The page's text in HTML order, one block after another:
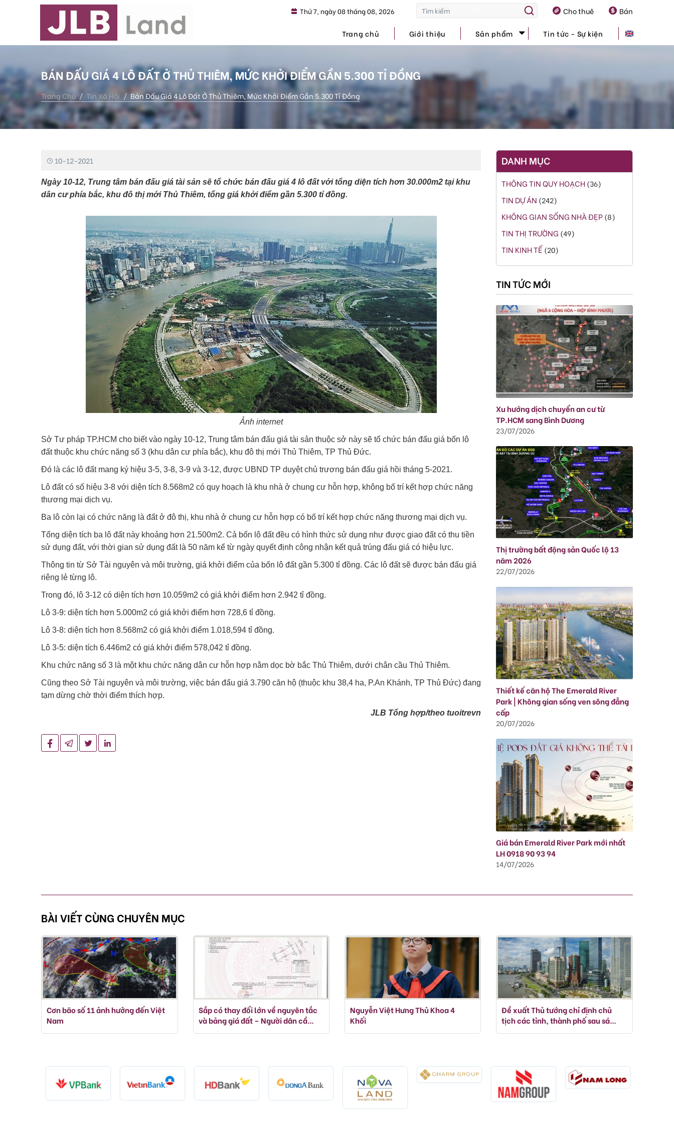
Thứ 7, ngày 08 tháng 08, 2026 Cho thuê Bán
Trang chủ Giới thiệu Sản phẩm Tin tức - Sự kiện
BÁN ĐẤU GIÁ 4 LÔ ĐẤT Ở THỦ THIÊM, MỨC KHỞI ĐIỂM GẦN 5.300 TỈ ĐỒNG
Trang Chủ Tin Xã Hội Bán Đấu Giá 4 Lô Đất Ở Thủ Thiêm, Mức Khởi Điểm Gần 5.300 Tỉ Đồng
10-12-2021
Ngày 10-12, Trung tâm bán đấu giá tài sản sẽ tổ chức bán đấu giá 4 lô đất với tổng diện tích hơn 30.000m2 tại khu
dân cư phía bắc, khu đô thị mới Thủ Thiêm, tổng giá khởi điểm gần 5.300 tỉ đồng.
Ảnh internet
Sở Tư pháp TP.HCM cho biết vào ngày 10-12, Trung tâm bán đấu giá tài sản thuộc sở này sẽ tổ chức bán đấu giá bốn lô
đất thuộc khu chức năng số 3 (khu dân cư phía bắc), khu đô thị mới Thủ Thiêm, TP Thủ Đức.
Đó là các lô đất mang ký hiệu 3-5, 3-8, 3-9 và 3-12, được UBND TP duyệt chủ trương bán đấu giá hồi tháng 5-2021.
Lô đất có số hiệu 3-8 với diện tích 8.568m2 có quy hoạch là khu nhà ở chung cư hỗn hợp, không bố trí kết hợp chức năng
thương mại dịch vụ.
Ba lô còn lại có chức năng là đất ở đô thị, khu nhà ở chung cư hỗn hợp có bố trí kết hợp chức năng thương mại dịch vụ.
Tổng diện tích ba lô đất này khoảng hơn 21.500m2. Cả bốn lô đất đều có hình thức sử dụng như được giao đất có thu tiền
sử dụng đất, với thời gian sử dụng đất là 50 năm kể từ ngày quyết định công nhận kết quả trúng đấu giá có hiệu lực.
Thông tin từ Sở Tài nguyên và môi trường, giá khởi điểm của bốn lô đất gần 5.300 tỉ đồng. Các lô đất sẽ được bán đấu giá
riêng lẻ từng lô.
Trong đó, lô 3-12 có diện tích hơn 10.059m2 có giá khởi điểm hơn 2.942 tỉ đồng.
Lô 3-9: diện tích hơn 5.000m2 có giá khởi điểm hơn 728,6 tỉ đồng.
Lô 3-8: diện tích hơn 8.568m2 có giá khởi điểm 1.018,594 tỉ đồng.
Lô 3-5: diện tích 6.446m2 có giá khởi điểm 578,042 tỉ đồng.
Khu chức năng số 3 là một khu chức năng dân cư hỗn hợp nằm dọc bờ bắc Thủ Thiêm, dưới chân cầu Thủ Thiêm.
Cũng theo Sở Tài nguyên và môi trường, việc bán đấu giá 3.790 căn hộ (thuộc khu 38,4 ha, P.An Khánh, TP Thủ Đức) đang
tạm dừng chờ thời điểm thích hợp.
JLB Tổng hợp/theo tuoitrevn
DANH MỤC
THÔNG TIN QUY HOẠCH (36)
TIN DỰ ÁN (242)
KHÔNG GIAN SỐNG NHÀ ĐẸP(8)
TIN THỊ TRƯỜNG (49)
TIN KINH TẾ (20)
TIN TỨC MỚI
Xu hướng dịch chuyển an cư từ
TP.HCM sang Bình Dương
23/07/2026
Thị trường bất động sản Quốc lộ 13
năm 2026
22/07/2026
Thiết kế căn hộ The Emerald River
Park | Không gian sống ven sông đẳng
cấp
20/07/2026
Giá bán Emerald River Park mới nhất
LH 0918 90 93 94
14/07/2026
BÀI VIẾT CÙNG CHUYÊN MỤC
Cơn bão số 11 ảnh hưởng đến Việt
Nam
Sắp có thay đổi lớn về nguyên tắc
và bảng giá đất – Người dân cần
lưu ý
Nguyễn Việt Hưng Thủ Khoa 4
Khối
Đề xuất Thủ tướng chỉ định chủ
tịch các tỉnh, thành phố sau sáp
nhập